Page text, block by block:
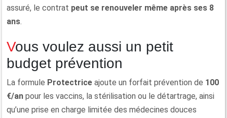
assuré, le contrat peut se renouveler même après ses 8
ans.
Vous voulez aussi un petit
budget prévention
La formule Protectrice ajoute un forfait prévention de 100
€/an pour les vaccins, la stérilisation ou le détartrage, ainsi
qu’une prise en charge limitée des médecines douces